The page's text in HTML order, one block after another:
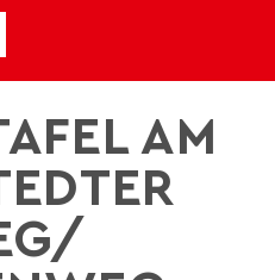
AM